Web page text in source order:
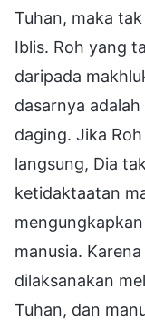
Tuhan, maka
Iblis. Roh yang
daripada
dasarnya
daging. Jika
langsung, Dia
ketidaktaatan
manusia.
dilaksanakan
Tuhan, dan